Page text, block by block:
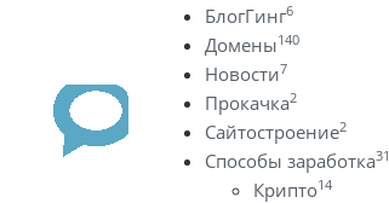
БлогГинг6
Домены140
Новости7
Прокачка2
Сайтостроение2
Способы заработка31
Крипто14